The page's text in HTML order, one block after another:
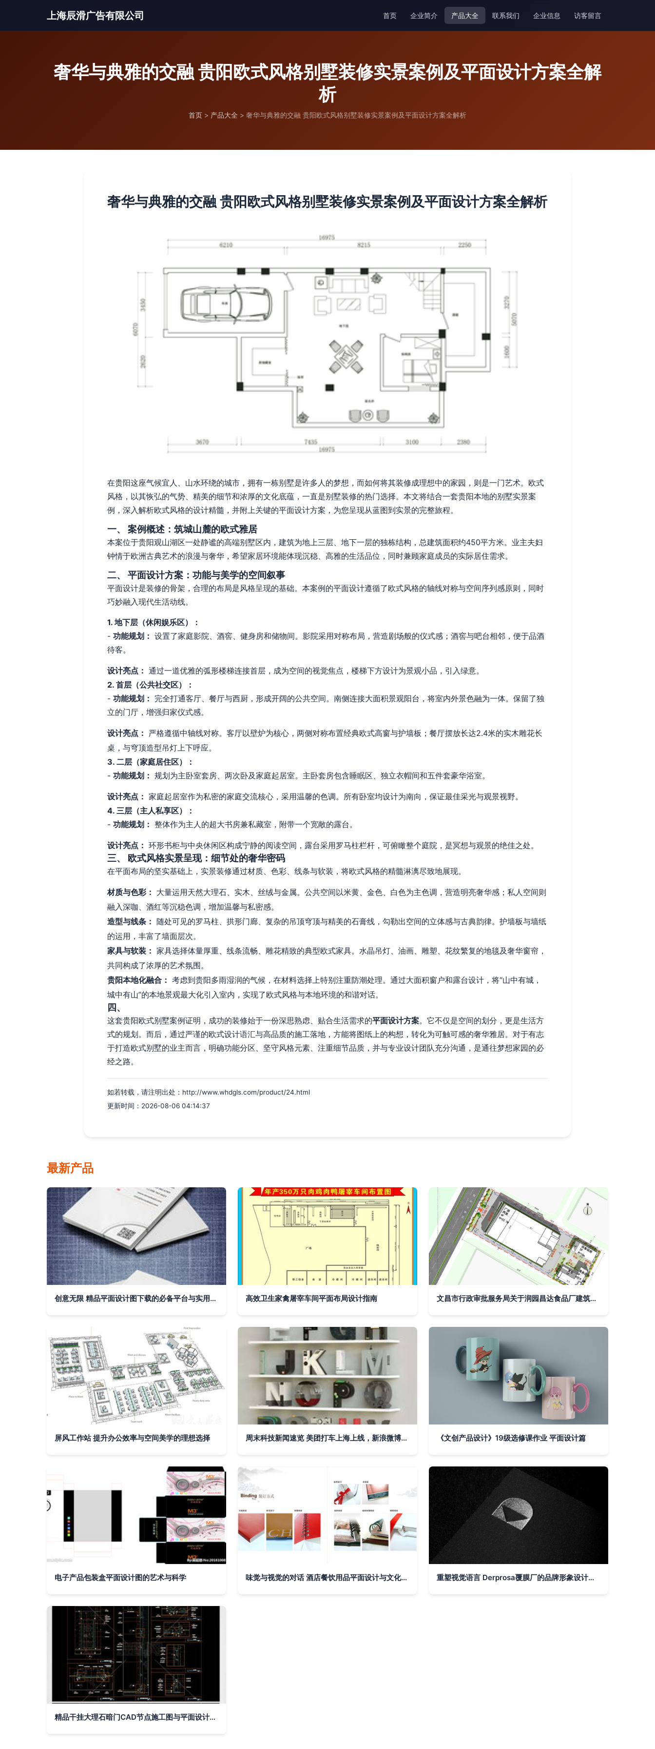
上海辰滑广告有限公司 首页 企业简介 产品大全 联系我们 企业信息 访客留言
奢华与典雅的交融 贵阳欧式风格别墅装修实景案例及平面设计方案全解
析
首页 > 产品大全 > 奢华与典雅的交融 贵阳欧式风格别墅装修实景案例及平面设计方案全解析
奢华与典雅的交融 贵阳欧式风格别墅装修实景案例及平面设计方案全解析
在贵阳这座气候宜人、山水环绕的城市，拥有一栋别墅是许多人的梦想，而如何将其装修成理想中的家园，则是一门艺术。欧式
风格，以其恢弘的气势、精美的细节和浓厚的文化底蕴，一直是别墅装修的热门选择。本文将结合一套贵阳本地的别墅实景案
例，深入解析欧式风格的设计精髓，并附上关键的平面设计方案，为您呈现从蓝图到实景的完整旅程。
一、 案例概述：筑城山麓的欧式雅居
本案位于贵阳观山湖区一处静谧的高端别墅区内，建筑为地上三层、地下一层的独栋结构，总建筑面积约450平方米。业主夫妇
钟情于欧洲古典艺术的浪漫与奢华，希望家居环境能体现沉稳、高雅的生活品位，同时兼顾家庭成员的实际居住需求。
二、 平面设计方案：功能与美学的空间叙事
平面设计是装修的骨架，合理的布局是风格呈现的基础。本案例的平面设计遵循了欧式风格的轴线对称与空间序列感原则，同时
巧妙融入现代生活动线。
1. 地下层（休闲娱乐区）：
- 功能规划： 设置了家庭影院、酒窖、健身房和储物间。影院采用对称布局，营造剧场般的仪式感；酒窖与吧台相邻，便于品酒
待客。
设计亮点： 通过一道优雅的弧形楼梯连接首层，成为空间的视觉焦点，楼梯下方设计为景观小品，引入绿意。
2. 首层（公共社交区）：
- 功能规划： 完全打通客厅、餐厅与西厨，形成开阔的公共空间。南侧连接大面积景观阳台，将室内外景色融为一体。保留了独
立的门厅，增强归家仪式感。
设计亮点： 严格遵循中轴线对称。客厅以壁炉为核心，两侧对称布置经典欧式高窗与护墙板；餐厅摆放长达2.4米的实木雕花长
桌，与穹顶造型吊灯上下呼应。
3. 二层（家庭居住区）：
- 功能规划： 规划为主卧室套房、两次卧及家庭起居室。主卧套房包含睡眠区、独立衣帽间和五件套豪华浴室。
设计亮点： 家庭起居室作为私密的家庭交流核心，采用温馨的色调。所有卧室均设计为南向，保证最佳采光与观景视野。
4. 三层（主人私享区）：
- 功能规划： 整体作为主人的超大书房兼私藏室，附带一个宽敞的露台。
设计亮点： 环形书柜与中央休闲区构成宁静的阅读空间，露台采用罗马柱栏杆，可俯瞰整个庭院，是冥想与观景的绝佳之处。
三、 欧式风格实景呈现：细节处的奢华密码
在平面布局的坚实基础上，实景装修通过材质、色彩、线条与软装，将欧式风格的精髓淋漓尽致地展现。
材质与色彩： 大量运用天然大理石、实木、丝绒与金属。公共空间以米黄、金色、白色为主色调，营造明亮奢华感；私人空间则
融入深咖、酒红等沉稳色调，增加温馨与私密感。
造型与线条： 随处可见的罗马柱、拱形门廊、复杂的吊顶穹顶与精美的石膏线，勾勒出空间的立体感与古典韵律。护墙板与墙纸
的运用，丰富了墙面层次。
家具与软装： 家具选择体量厚重、线条流畅、雕花精致的典型欧式家具。水晶吊灯、油画、雕塑、花纹繁复的地毯及奢华窗帘，
共同构成了浓厚的艺术氛围。
贵阳本地化融合： 考虑到贵阳多雨湿润的气候，在材料选择上特别注重防潮处理。通过大面积窗户和露台设计，将“山中有城，
城中有山”的本地景观最大化引入室内，实现了欧式风格与本地环境的和谐对话。
四、
这套贵阳欧式别墅案例证明，成功的装修始于一份深思熟虑、贴合生活需求的平面设计方案。它不仅是空间的划分，更是生活方
式的规划。而后，通过严谨的欧式设计语汇与高品质的施工落地，方能将图纸上的构想，转化为可触可感的奢华雅居。对于有志
于打造欧式别墅的业主而言，明确功能分区、坚守风格元素、注重细节品质，并与专业设计团队充分沟通，是通往梦想家园的必
经之路。
如若转载，请注明出处：http://www.whdgls.com/product/24.html
更新时间：2026-08-06 04:14:37
最新产品
创意无限 精品平面设计图下载的必备平台与实用素材管理策略 高效卫生家禽屠宰车间平面布局设计指南 文昌市行政审批服务局关于润园昌达食品厂建筑设计方案批前公示平面设计分析
屏风工作站 提升办公效率与空间美学的理想选择 周末科技新闻速览 美团打车上海上线，新浪微博辟谣封杀抖音，贾跃亭造车工厂正式开工，平面设计轻量化应用兴起 《文创产品设计》19级选修课作业 平面设计篇
电子产品包装盒平面设计图的艺术与科学 味觉与视觉的对话 酒店餐饮用品平面设计与文化策划的融合之道 重塑视觉语言 Derprosa覆膜厂的品牌形象设计探索
精品干挂大理石暗门CAD节点施工图与平面设计解析